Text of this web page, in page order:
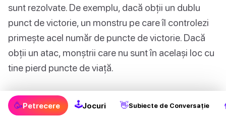
sunt rezolvate. De exemplu, dacă obții un dublu
punct de victorie, un monstru pe care îl controlezi
primește acel număr de puncte de victorie. Dacă
obții un atac, monștrii care nu sunt în același loc cu
tine pierd puncte de viață.
Poți, de asemenea, să cumperi cărți din oricare
dintre cele trei cărți cu fața în sus de pe masă. După
🥳Petrecere 🕹Jocuri 👋Subiecte de Conversație